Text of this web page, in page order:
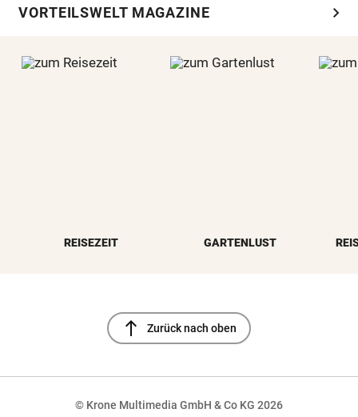
VORTEILSWELT MAGAZINE chevron_right
REISEZEIT GARTENLUST
north Zurück nach oben
© Krone Multimedia GmbH & Co KG 2026